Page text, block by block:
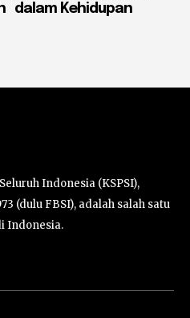
dalam Kehidupan
Indonesia (KSPSI),
(dulu FBSI), adalah salah satu
Indonesia.